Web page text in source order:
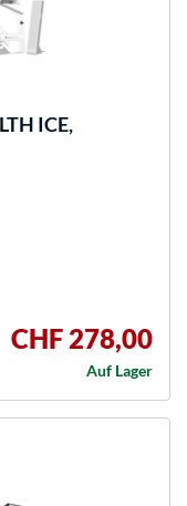
ICE,
CHF 278,00
Auf Lager